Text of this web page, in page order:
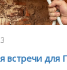
встречи для